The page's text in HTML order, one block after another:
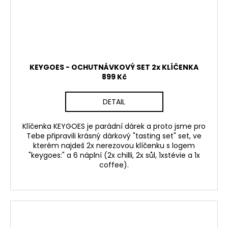
KEYGOES - OCHUTNÁVKOVÝ SET 2x KLÍČENKA
899 Kč
DETAIL
Klíčenka KEYGOES je parádní dárek a proto jsme pro
Tebe připravili krásný dárkový "tasting set" set, ve
kterém najdeš 2x nerezovou klíčenku s logem
"keygoes:" a 6 náplní (2x chilli, 2x sůl, 1xstévie a 1x
coffee).